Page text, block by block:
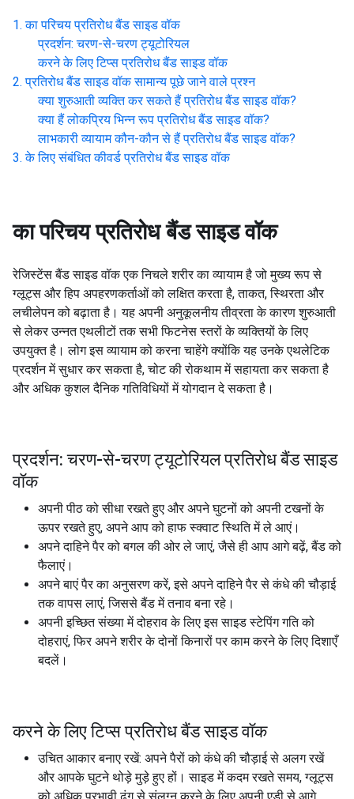
का परिचय प्रतिरोध बैंड साइड वॉक
प्रदर्शन: चरण-से-चरण ट्यूटोरियल
करने के लिए टिप्स प्रतिरोध बैंड साइड वॉक
प्रतिरोध बैंड साइड वॉक सामान्य पूछे जाने वाले प्रश्न
क्या शुरुआती व्यक्ति कर सकते हैं प्रतिरोध बैंड साइड वॉक?
क्या हैं लोकप्रिय भिन्न रूप प्रतिरोध बैंड साइड वॉक?
लाभकारी व्यायाम कौन-कौन से हैं प्रतिरोध बैंड साइड वॉक?
के लिए संबंधित कीवर्ड प्रतिरोध बैंड साइड वॉक
का परिचय प्रतिरोध बैंड साइड वॉक
रेजिस्टेंस बैंड साइड वॉक एक निचले शरीर का व्यायाम है जो मुख्य रूप से
ग्लूट्स और हिप अपहरणकर्ताओं को लक्षित करता है, ताकत, स्थिरता और
लचीलेपन को बढ़ाता है। यह अपनी अनुकूलनीय तीव्रता के कारण शुरुआती
से लेकर उन्नत एथलीटों तक सभी फिटनेस स्तरों के व्यक्तियों के लिए
उपयुक्त है। लोग इस व्यायाम को करना चाहेंगे क्योंकि यह उनके एथलेटिक
प्रदर्शन में सुधार कर सकता है, चोट की रोकथाम में सहायता कर सकता है
और अधिक कुशल दैनिक गतिविधियों में योगदान दे सकता है।
प्रदर्शन: चरण-से-चरण ट्यूटोरियल प्रतिरोध बैंड साइड
वॉक
अपनी पीठ को सीधा रखते हुए और अपने घुटनों को अपनी टखनों के
ऊपर रखते हुए, अपने आप को हाफ स्क्वाट स्थिति में ले आएं।
अपने दाहिने पैर को बगल की ओर ले जाएं, जैसे ही आप आगे बढ़ें, बैंड को
फैलाएं।
अपने बाएं पैर का अनुसरण करें, इसे अपने दाहिने पैर से कंधे की चौड़ाई
तक वापस लाएं, जिससे बैंड में तनाव बना रहे।
अपनी इच्छित संख्या में दोहराव के लिए इस साइड स्टेपिंग गति को
दोहराएं, फिर अपने शरीर के दोनों किनारों पर काम करने के लिए दिशाएँ
बदलें।
करने के लिए टिप्स प्रतिरोध बैंड साइड वॉक
उचित आकार बनाए रखें: अपने पैरों को कंधे की चौड़ाई से अलग रखें
और आपके घुटने थोड़े मुड़े हुए हों। साइड में कदम रखते समय, ग्लूट्स